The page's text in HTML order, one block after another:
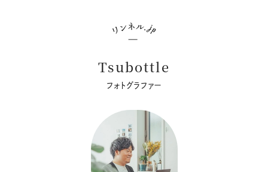
Tsubottle
フォトグラファー